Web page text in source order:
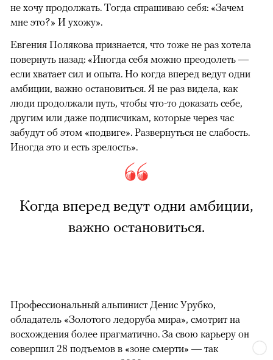
не хочу продолжать. Тогда спрашиваю себя: «Зачем
мне это?» И ухожу».
Евгения Полякова признается, что тоже не раз хотела
повернуть назад: «Иногда себя можно преодолеть —
если хватает сил и опыта. Но когда вперед ведут одни
амбиции, важно остановиться. Я не раз видела, как
люди продолжали путь, чтобы что-то доказать себе,
другим или даже подписчикам, которые через час
забудут об этом «подвиге». Развернуться не слабость.
Иногда это и есть зрелость».
Когда вперед ведут одни амбиции,
важно остановиться.
Профессиональный альпинист Денис Урубко,
обладатель «Золотого ледоруба мира», смотрит на
восхождения более прагматично. За свою карьеру он
совершил 28 подъемов в «зоне смерти» — так